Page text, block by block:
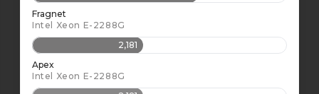
Fragnet
Intel Xeon E-2288G
2,181
Apex
Intel Xeon E-2288G